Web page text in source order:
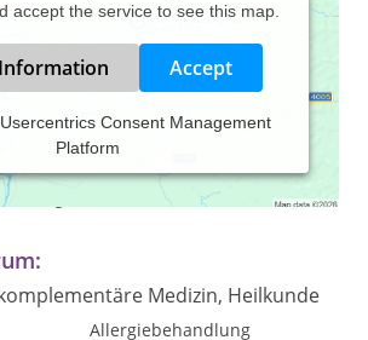
accept the service to see this map.
Accept
Usercentrics Consent Management
Platform
via Telefon oder E-Mail
Medizin, Heilkunde
Allergiebehandlung